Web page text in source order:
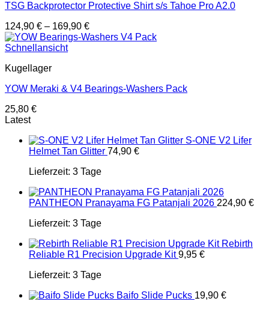
TSG Backprotector Protective Shirt s/s Tahoe Pro A2.0
124,90 € – 169,90 €
Schnellansicht
Kugellager
YOW Meraki & V4 Bearings-Washers Pack
25,80 €
Latest
S-ONE V2 Lifer
Helmet Tan Glitter 74,90 €
Lieferzeit: 3 Tage
PANTHEON Pranayama FG Patanjali 2026 224,90 €
Lieferzeit: 3 Tage
Rebirth
Reliable R1 Precision Upgrade Kit 9,95 €
Lieferzeit: 3 Tage
Baifo Slide Pucks 19,90 €